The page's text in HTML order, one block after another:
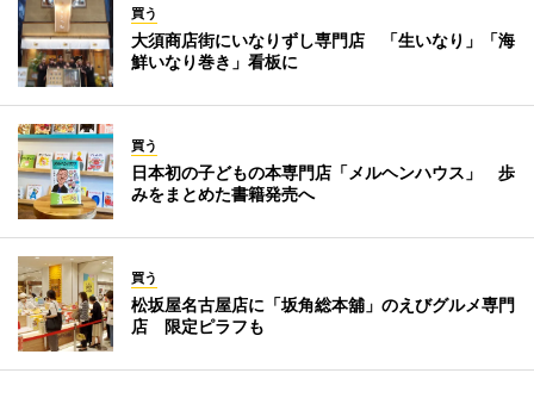
買う
大須商店街にいなりずし専門店 「生いなり」「海
鮮いなり巻き」看板に
買う
日本初の子どもの本専門店「メルヘンハウス」 歩
みをまとめた書籍発売へ
買う
松坂屋名古屋店に「坂角総本舖」のえびグルメ専門
店 限定ピラフも